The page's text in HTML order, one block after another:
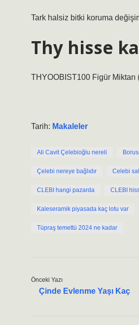
Tark halsiz bitki koruma
Thy hisse
THYOOBIST100 Figür
Tarih: Makaleler
Ali Cavit Çelebioğlu nereli
Çelebi nereye bağlıdır Celebi
CLEBI hangi pazarda CLEBI
Kaleseramik piyasada kaç lotu var
Tüpraş temettü 2024 ne kadar
Önceki Yazı
Çinde Evlenme Yaşı Kaç